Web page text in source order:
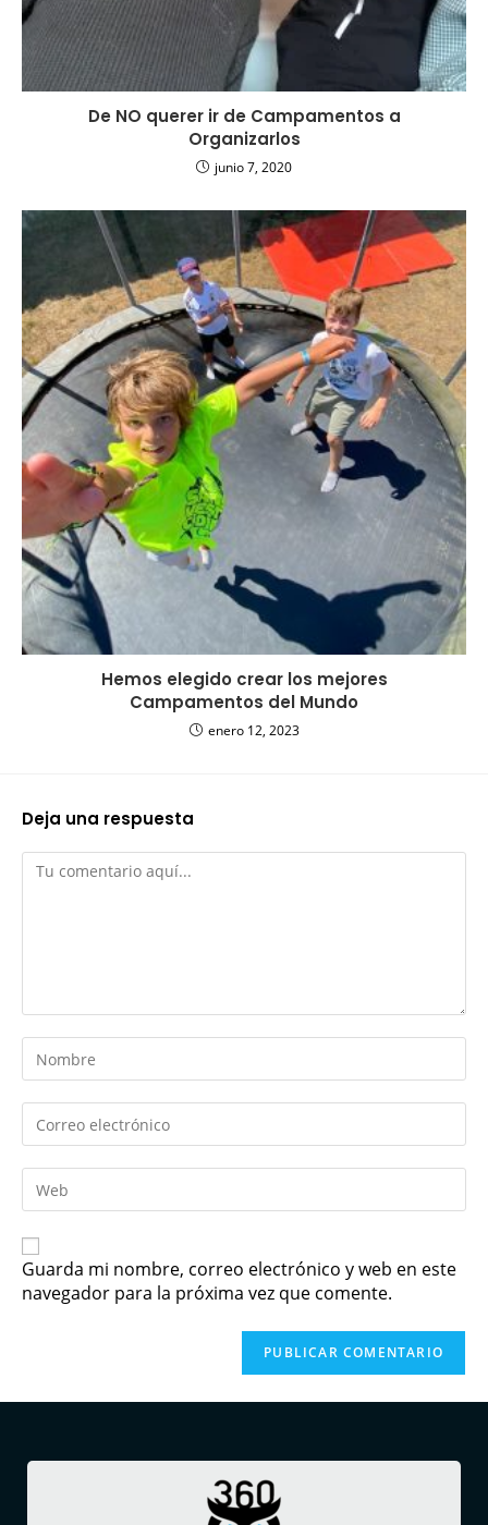
De NO querer ir de Campamentos a
Organizarlos
junio 7, 2020
Hemos elegido crear los mejores
Campamentos del Mundo
enero 12, 2023
Deja una respuesta
Guarda mi nombre, correo electrónico y web en este
navegador para la próxima vez que comente.